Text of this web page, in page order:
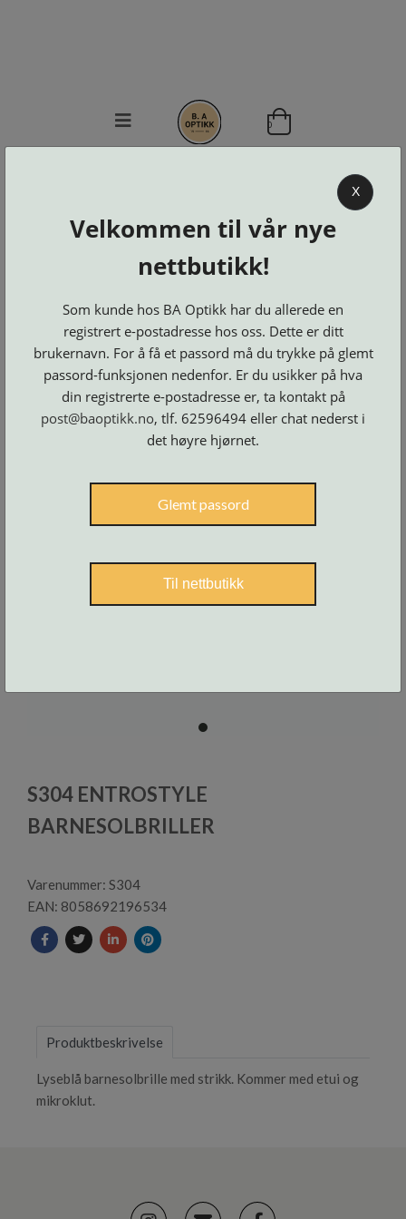
KONTAKT
BESTILL
LOGG INN
0
Brillerens
Brillesnorer
on
og
Suncover
Etuier
Innfatninger
Lesebriller
Luper
ogMaskiner
Microkluter
og
Skruer
Solbriller
Verktøy
og
tilbehør
item
of
1
S304 ENTROSTYLE
BARNESOLBRILLER
Varenummer: S304
EAN: 8058692196534
Produktbeskrivelse
Lyseblå barnesolbrille med strikk. Kommer med etui og
mikroklut.
X
Velkommen til vår nye
nettbutikk!
Som kunde hos BA Optikk har du allerede en
registrert e-postadresse hos oss. Dette er ditt
brukernavn. For å få et passord må du trykke på glemt
passord-funksjonen nedenfor. Er du usikker på hva
din registrerte e-postadresse er, ta kontakt på
post@baoptikk.no, tlf. 62596494 eller chat nederst i
det høyre hjørnet.
Glemt passord
Til nettbutikk